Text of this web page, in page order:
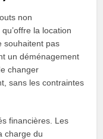
non
la location
souhaitent pas
un déménagement
changer
sans les contraintes
financières. Les
charge du